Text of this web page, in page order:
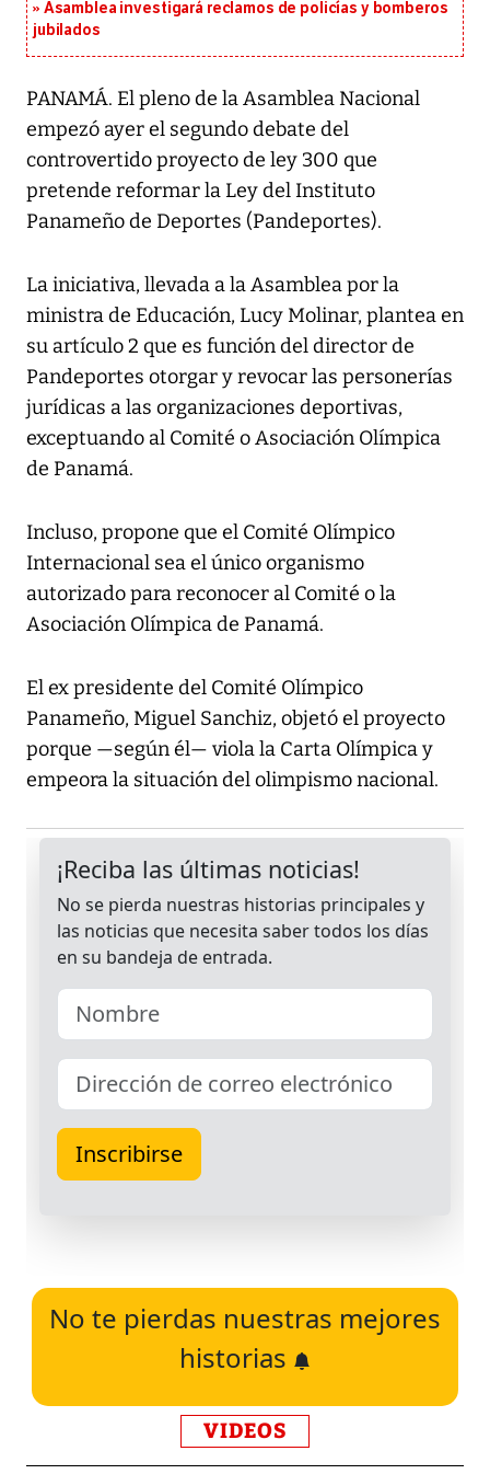
Asamblea investigará reclamos de policías y bomberos
jubilados
PANAMÁ. El pleno de la Asamblea Nacional
empezó ayer el segundo debate del
controvertido proyecto de ley 300 que
pretende reformar la Ley del Instituto
Panameño de Deportes (Pandeportes).
La iniciativa, llevada a la Asamblea por la
ministra de Educación, Lucy Molinar, plantea en
su artículo 2 que es función del director de
Pandeportes otorgar y revocar las personerías
jurídicas a las organizaciones deportivas,
exceptuando al Comité o Asociación Olímpica
de Panamá.
Incluso, propone que el Comité Olímpico
Internacional sea el único organismo
autorizado para reconocer al Comité o la
Asociación Olímpica de Panamá.
El ex presidente del Comité Olímpico
Panameño, Miguel Sanchiz, objetó el proyecto
porque —según él— viola la Carta Olímpica y
empeora la situación del olimpismo nacional.
No te pierdas nuestras mejores
historias
VIDEOS